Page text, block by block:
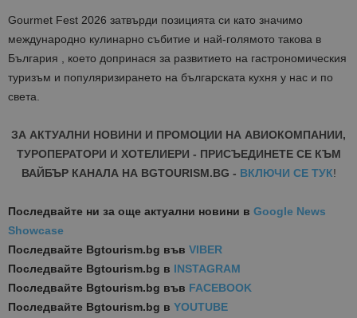
Gourmet Fest 2026 затвърди позицията си като значимо
международно кулинарно събитие и най-голямото такова в
България , което допринася за развитието на гастрономическия
туризъм и популяризирането на българската кухня у нас и по
света.
ЗА АКТУАЛНИ НОВИНИ И ПРОМОЦИИ НА АВИОКОМПАНИИ,
ТУРОПЕРАТОРИ И ХОТЕЛИЕРИ - ПРИСЪЕДИНЕТЕ СЕ КЪМ
ВАЙБЪР КАНАЛА НА BGTOURISM.BG - ВКЛЮЧИ СЕ ТУК!
Последвайте ни за още актуални новини в Google News
Showcase
Последвайте Bgtourism.bg във VIBER
Последвайте Bgtourism.bg в INSTAGRAM
Последвайте Bgtourism.bg във FACEBOOK
Последвайте Bgtourism.bg в YOUTUBE